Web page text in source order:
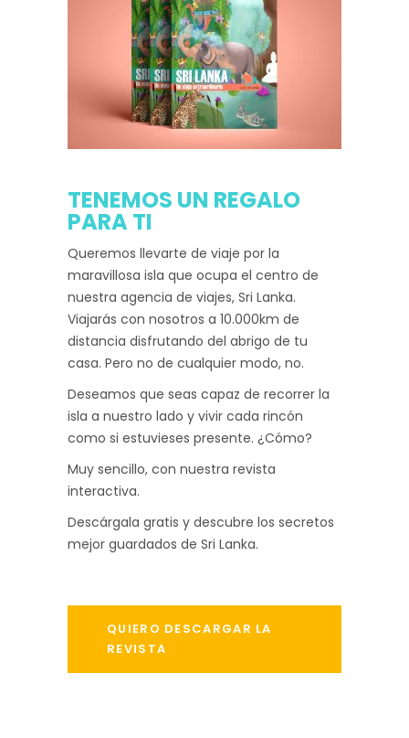
TENEMOS UN REGALO
PARA TI
Queremos llevarte de viaje por la
maravillosa isla que ocupa el centro de
nuestra agencia de viajes, Sri Lanka.
Viajarás con nosotros a 10.000km de
distancia disfrutando del abrigo de tu
casa. Pero no de cualquier modo, no.
Deseamos que seas capaz de recorrer la
isla a nuestro lado y vivir cada rincón
como si estuvieses presente. ¿Cómo?
Muy sencillo, con nuestra revista
interactiva.
Descárgala gratis y descubre los secretos
mejor guardados de Sri Lanka.
QUIERO DESCARGAR LA
REVISTA